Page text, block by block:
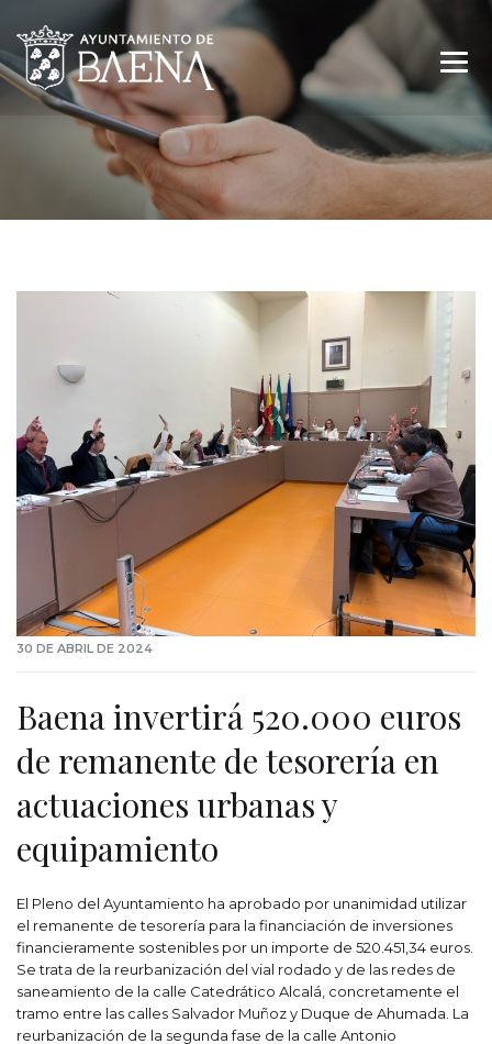
30 DE ABRIL DE 2024
Baena invertirá 520.000 euros
de remanente de tesorería en
actuaciones urbanas y
equipamiento
El Pleno del Ayuntamiento ha aprobado por unanimidad utilizar
el remanente de tesorería para la financiación de inversiones
financieramente sostenibles por un importe de 520.451,34 euros.
Se trata de la reurbanización del vial rodado y de las redes de
saneamiento de la calle Catedrático Alcalá, concretamente el
tramo entre las calles Salvador Muñoz y Duque de Ahumada. La
reurbanización de la segunda fase de la calle Antonio